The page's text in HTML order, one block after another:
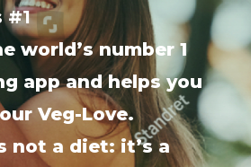
#1
world’s number 1
app and helps you
Veg-Love.
not a diet: it’s a